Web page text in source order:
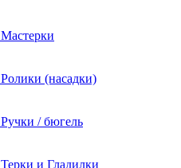
Мастерки
Ролики (насадки)
Ручки / бюгель
Терки и Гладилки